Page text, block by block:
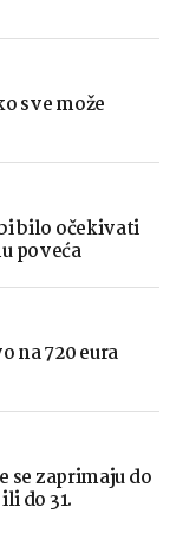
sve može
bilo očekivati
poveća
na 720 eura
se zaprimaju do
do 31.